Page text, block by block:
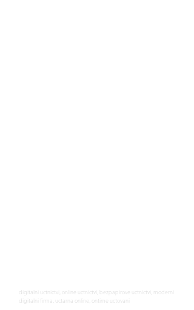
digitalni uctnictvi, online uctnictvi, bezpapirove uctnictvi, moderni
digitalni firma, uctarna online, ontime uctovani